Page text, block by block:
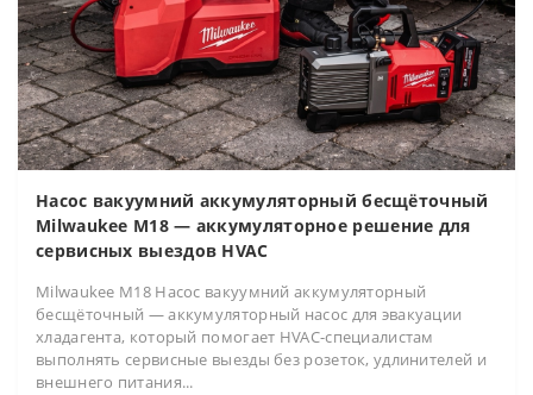
Насос вакуумний аккумуляторный бесщёточный
Milwaukee M18 — аккумуляторное решение для
сервисных выездов HVAC
Milwaukee M18 Насос вакуумний аккумуляторный
бесщёточный — аккумуляторный насос для эвакуации
хладагента, который помогает HVAC-специалистам
выполнять сервисные выезды без розеток, удлинителей и
внешнего питания...